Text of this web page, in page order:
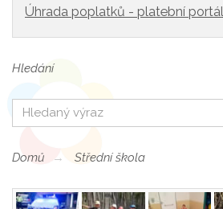
Úhrada poplatků - platební portál
Hledání
Domů Střední škola